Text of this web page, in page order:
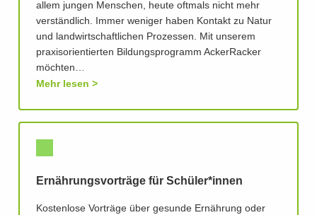
allem jungen Menschen, heute oftmals nicht mehr
verständlich. Immer weniger haben Kontakt zu Natur
und landwirtschaftlichen Prozessen. Mit unserem
praxisorientierten Bildungsprogramm AckerRacker
möchten…
Mehr lesen
Ernährungsvorträge für Schüler*innen
Kostenlose Vorträge über gesunde Ernährung oder